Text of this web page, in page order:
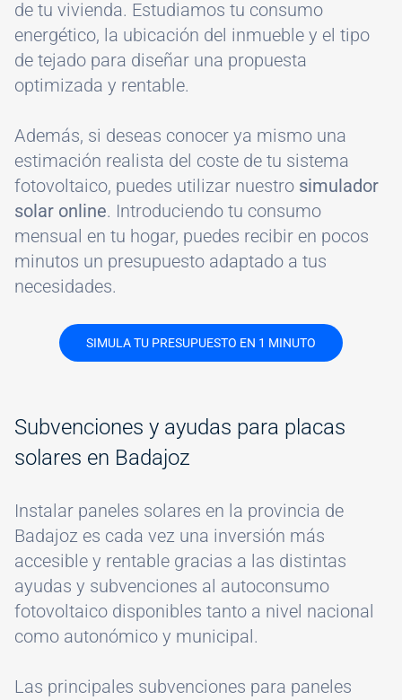
de tu vivienda. Estudiamos tu consumo
energético, la ubicación del inmueble y el tipo
de tejado para diseñar una propuesta
optimizada y rentable.
Además, si deseas conocer ya mismo una
estimación realista del coste de tu sistema
fotovoltaico, puedes utilizar nuestro simulador
solar online. Introduciendo tu consumo
mensual en tu hogar, puedes recibir en pocos
minutos un presupuesto adaptado a tus
necesidades.
SIMULA TU PRESUPUESTO EN 1 MINUTO
Subvenciones y ayudas para placas
solares en Badajoz
Instalar paneles solares en la provincia de
Badajoz es cada vez una inversión más
accesible y rentable gracias a las distintas
ayudas y subvenciones al autoconsumo
fotovoltaico disponibles tanto a nivel nacional
como autonómico y municipal.
Las principales subvenciones para paneles